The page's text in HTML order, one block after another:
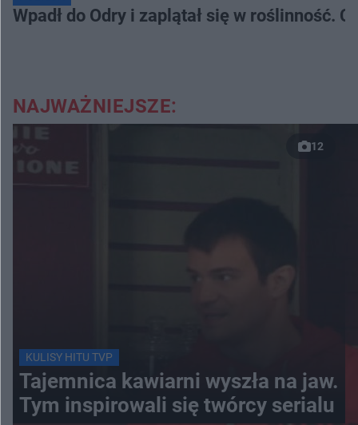
Wpadł do Odry i zaplątał się w roślinność.
NAJWAŻNIEJSZE:
12
KULISY HITU TVP
Tajemnica kawiarni wyszła na jaw.
Tym inspirowali się twórcy serialu